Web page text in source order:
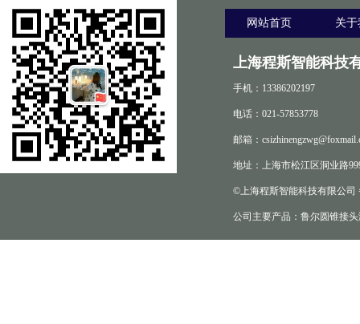
网站首页 关
上海程斯智能科技
手机：13386202197
电话：021-57853778
邮箱：
地址：上海市松江区洞业路
©上海程斯智能科技有限公司
公司主要产品：鲁尔圆锥接